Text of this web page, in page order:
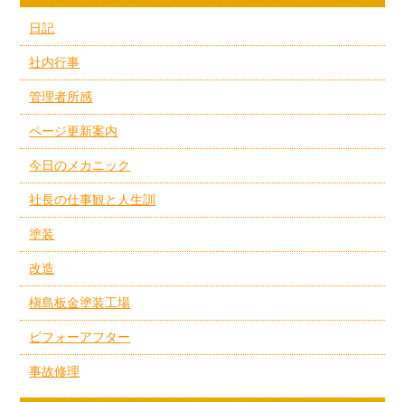
日記
社内行事
管理者所感
ページ更新案内
今日のメカニック
社長の仕事観と人生訓
塗装
改造
槇島板金塗装工場
ビフォーアフター
事故修理